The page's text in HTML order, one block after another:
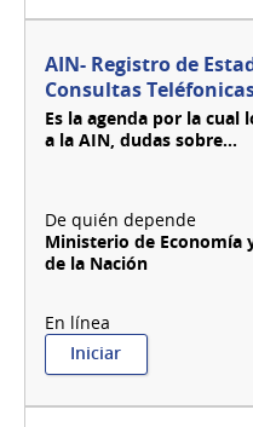
Registro
de
Sociedades
Fusión-
Escisión
AIN- Registro de
Consultas
Es la agenda por la
a la AIN, dudas sobre...
Ministerio de Economía
de la Nación
Iniciar:
AIN-